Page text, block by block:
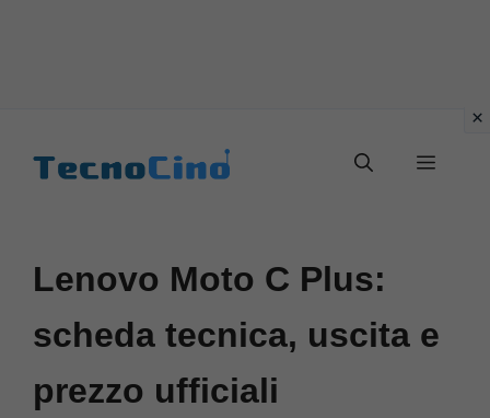
Menu
Lenovo Moto C Plus:
scheda tecnica, uscita e
prezzo ufficiali